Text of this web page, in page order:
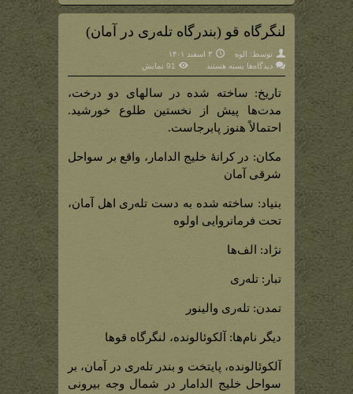
لنگرگاه قو (بندرگاه تله‌ری در آمان)
توسط: الوه
۳ اسفند ۱۴۰۱
دیدگاه‌ها برای
(بندرگاه
تله‌ری
آمان)
بسته هستند 91 نمایش
تاریخ: ساخته شده در سالهای دو درخت،
مدت‌ها پیش از نخستین طلوع خورشید.
احتمالاً هنوز پابرجاست.
مکان: در کرانۀ خلیج الدامار، واقع بر سواحل
شرقی آمان
بنیاد: ساخته شده به دست تله‌ری اهل آمان،
تحت فرمانروایی اولوه
نژاد: الف‌ها
تبار: تله‌ری
تمدن: تله‌ری والینور
دیگر نام‌ها: آلکوئالونده، لنگرگاه قوها
آلکوئالونده، پایتخت و بندر تله‌ری در آمان، بر
سواحل خلیج الدامار در شمال وجه بیرونی